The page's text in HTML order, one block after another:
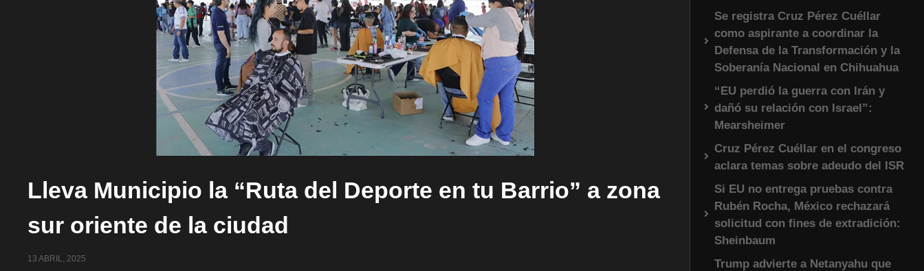
Lleva Municipio la “Ruta del Deporte en tu Barrio” a zona
sur oriente de la ciudad
13 ABRIL, 2025
Se registra Cruz Pérez Cuéllar
como aspirante a coordinar la
Defensa de la Transformación y la
Soberanía Nacional en Chihuahua
“EU perdió la guerra con Irán y
dañó su relación con Israel”:
Mearsheimer
Cruz Pérez Cuéllar en el congreso
aclara temas sobre adeudo del ISR
Si EU no entrega pruebas contra
Rubén Rocha, México rechazará
solicitud con fines de extradición:
Sheinbaum
Trump advierte a Netanyahu que